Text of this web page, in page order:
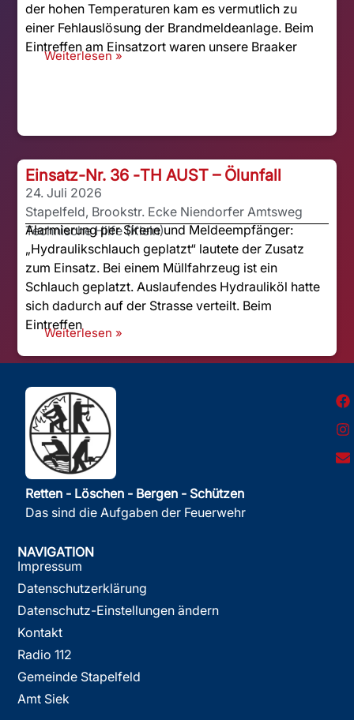
der hohen Temperaturen kam es vermutlich zu
einer Fehlauslösung der Brandmeldeanlage. Beim
Eintreffen am Einsatzort waren unsere Braaker
Weiterlesen »
Einsatz-Nr. 36 -TH AUST – Ölunfall
24. Juli 2026
Stapelfeld, Brookstr. Ecke Niendorfer Amtsweg
Technische Hilfe (Klein)
Alarmierung per Sirene und Meldeempfänger:
„Hydraulikschlauch geplatzt“ lautete der Zusatz
zum Einsatz. Bei einem Müllfahrzeug ist ein
Schlauch geplatzt. Auslaufendes Hydrauliköl hatte
sich dadurch auf der Strasse verteilt. Beim
Eintreffen
Weiterlesen »
Retten - Löschen - Bergen - Schützen
Das sind die Aufgaben der Feuerwehr
NAVIGATION
Impressum
Datenschutzerklärung
Datenschutz-Einstellungen ändern
Kontakt
Radio 112
Gemeinde Stapelfeld
Amt Siek